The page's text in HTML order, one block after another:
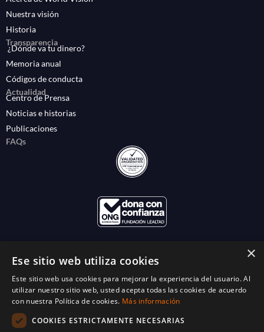
Nuestra visión
Historia
Transparencia
¿Dónde va tu dinero?
Memoria anual
Códigos de conducta
Actualidad
Centro de Prensa
Noticias e historias
Publicaciones
FAQs
×
Ese sitio web utiliza cookies
Este sitio web usa cookies para mejorar la experiencia del usuario. Al
utilizar nuestro sitio web, usted acepta todas las cookies de acuerdo
con nuestra Política de cookies. Más información
COOKIES ESTRICTAMENTE NECESARIAS